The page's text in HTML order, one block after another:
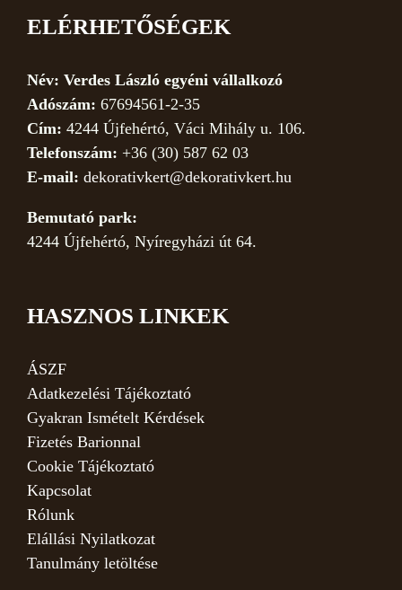
ELÉRHETŐSÉGEK
Név: Verdes László egyéni vállalkozó
Adószám: 67694561-2-35
Cím: 4244 Újfehértó, Váci Mihály u. 106.
Telefonszám: +36 (30) 587 62 03
E-mail: dekorativkert@dekorativkert.hu
Bemutató park:
4244 Újfehértó, Nyíregyházi út 64.
HASZNOS LINKEK
ÁSZF
Adatkezelési Tájékoztató
Gyakran Ismételt Kérdések
Fizetés Barionnal
Cookie Tájékoztató
Kapcsolat
Rólunk
Elállási Nyilatkozat
Tanulmány letöltése